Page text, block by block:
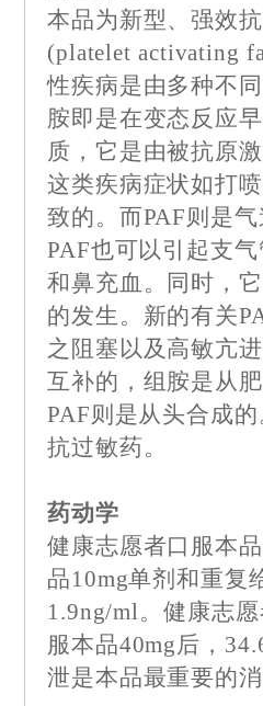
本品为新型、强效
(platelet activating
性疾病是由多种不
胺即是在变态反应
质，它是由被抗原
这类疾病症状如打
致的。而PAF则是
PAF也可以引起支
和鼻充血。同时，
的发生。新的有关
之阻塞以及高敏亢
互补的，组胺是从
PAF则是从头合成
抗过敏药。
药动学
健康志愿者口服本
品10mg单剂和重复
1.9ng/ml。健康志
服本品40mg后，
泄是本品最重要的